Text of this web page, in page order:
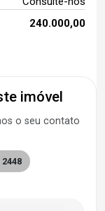
240.000,00
imóvel
o seu contato
2448